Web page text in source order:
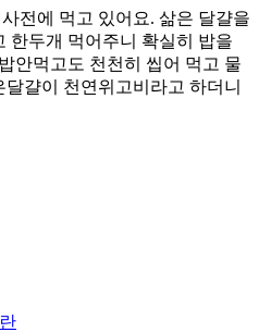
전에 먹고 있어요. 삶은 달걀을
한두개 먹어주니 확실히 밥을
안먹고도 천천히 씹어 먹고 물
걀이 천연위고비라고 하더니